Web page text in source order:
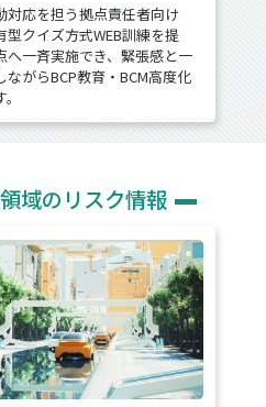
対応を担う拠点責任者向け
型クイズ方式WEB訓練を提
へ一斉実施でき、緊張感と一
ながらBCP教育・BCM高度化
域のリスク情報